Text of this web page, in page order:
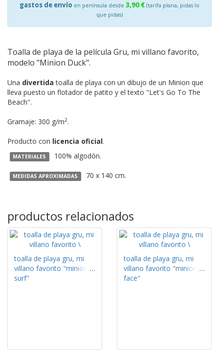
gastos de envío en península desde 3,90 € (tarifa plana, pidas lo
que pidas)
Toalla de playa de la película Gru, mi villano favorito,
modelo "Minion Duck".
Una divertida toalla de playa con un dibujo de un Minion que
lleva puesto un flotador de patito y el texto "Let's Go To The
Beach".
Gramaje: 300 g/m2.
Producto con licencia oficial.
MATERIALES 100% algodón.
MEDIDAS APROXIMADAS 70 x 140 cm.
productos relacionados
toalla de playa gru, mi
villano favorito "minions
surf"
toalla de playa gru, mi
villano favorito "minion
face"